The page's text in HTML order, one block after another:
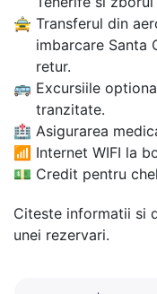
🚖 Transferul din
imbarcare Santa
retur.
🚌 Excursiile
tranzitate.
🏥 Asigurarea
📶 Internet WIFI la
💵 Credit pentru
Citeste informatii si
unei rezervari.